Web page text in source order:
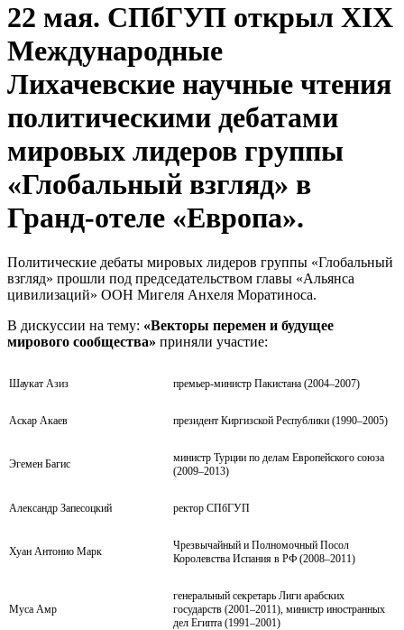
22 мая. СПбГУП открыл XIX
Международные
Лихачевские научные чтения
политическими дебатами
мировых лидеров группы
«Глобальный взгляд» в
Гранд-отеле «Европа».
Политические дебаты мировых лидеров группы «Глобальный
взгляд» прошли под председательством главы «Альянса
цивилизаций» ООН Мигеля Анхеля Моратиноса.
В дискуссии на тему: «Векторы перемен и будущее
мирового сообщества» приняли участие:
Шаукат Азиз премьер-министр Пакистана (2004–2007)
Аскар Акаев президент Киргизской Республики (1990–2005)
Эгемен Багис
министр Турции по делам Европейского союза
(2009–2013)
Александр Запесоцкий ректор СПбГУП
Хуан Антонио Марк
Чрезвычайный и Полномочный Посол
Королевства Испания в РФ (2008–2011)
Муса Амр
генеральный секретарь Лиги арабских
государств (2001–2011), министр иностранных
дел Египта (1991–2001)